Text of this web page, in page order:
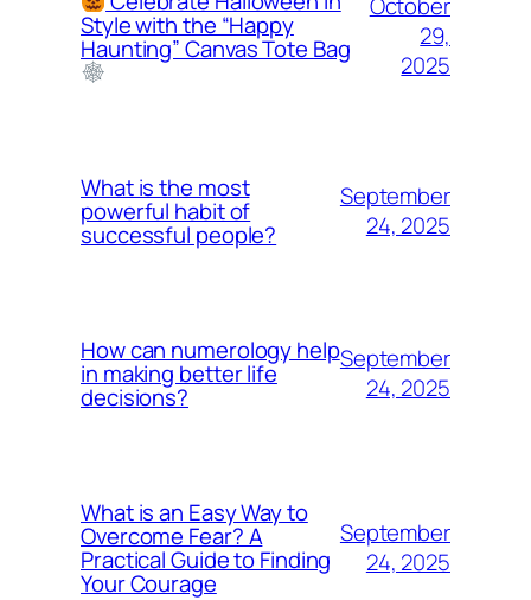
Style with the “Happy
Haunting” Canvas Tote Bag
October
29,
2025
What is the most
powerful habit of
successful people?
September
24, 2025
How can numerology help
in making better life
decisions?
September
24, 2025
What is an Easy Way to
Overcome Fear? A
Practical Guide to Finding
Your Courage
September
24, 2025